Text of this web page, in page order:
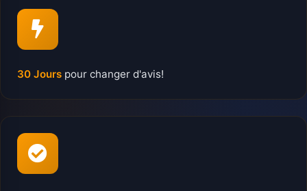
30 Jours pour changer d'avis!